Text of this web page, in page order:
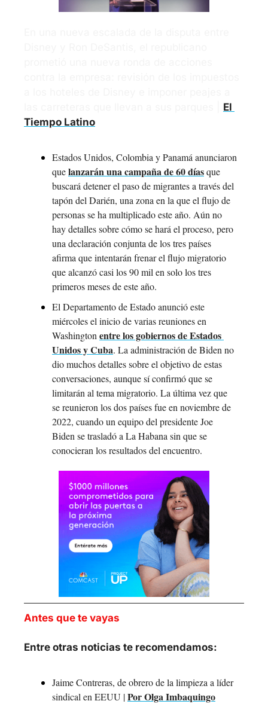
El
Tiempo Latino
Estados Unidos, Colombia y Panamá anunciaron
que lanzarán una campaña de 60 días que
buscará detener el paso de migrantes a través del
tapón del Darién, una zona en la que el flujo de
personas se ha multiplicado este año. Aún no
hay detalles sobre cómo se hará el proceso, pero
una declaración conjunta de los tres países
afirma que intentarán frenar el flujo migratorio
que alcanzó casi los 90 mil en solo los tres
primeros meses de este año.
El Departamento de Estado anunció este
miércoles el inicio de varias reuniones en
Washington entre los gobiernos de Estados
Unidos y Cuba. La administración de Biden no
dio muchos detalles sobre el objetivo de estas
conversaciones, aunque sí confirmó que se
limitarán al tema migratorio. La última vez que
se reunieron los dos países fue en noviembre de
2022, cuando un equipo del presidente Joe
Biden se trasladó a La Habana sin que se
conocieran los resultados del encuentro.
Antes que te vayas
Entre otras noticias te recomendamos:
Jaime Contreras, de obrero de la limpieza a líder
sindical en EEUU | Por Olga Imbaquingo